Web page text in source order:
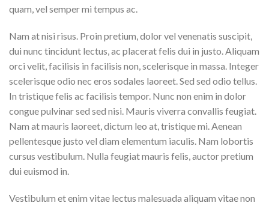
quam, vel semper mi tempus ac.
Nam at nisi risus. Proin pretium, dolor vel venenatis suscipit,
dui nunc tincidunt lectus, ac placerat felis dui in justo. Aliquam
orci velit, facilisis in facilisis non, scelerisque in massa. Integer
scelerisque odio nec eros sodales laoreet. Sed sed odio tellus.
In tristique felis ac facilisis tempor. Nunc non enim in dolor
congue pulvinar sed sed nisi. Mauris viverra convallis feugiat.
Nam at mauris laoreet, dictum leo at, tristique mi. Aenean
pellentesque justo vel diam elementum iaculis. Nam lobortis
cursus vestibulum. Nulla feugiat mauris felis, auctor pretium
dui euismod in.
Vestibulum et enim vitae lectus malesuada aliquam vitae non